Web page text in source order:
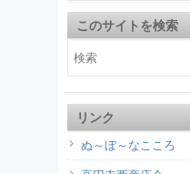
このサイトを検索
リンク
ぬ～ぼ～なこころ